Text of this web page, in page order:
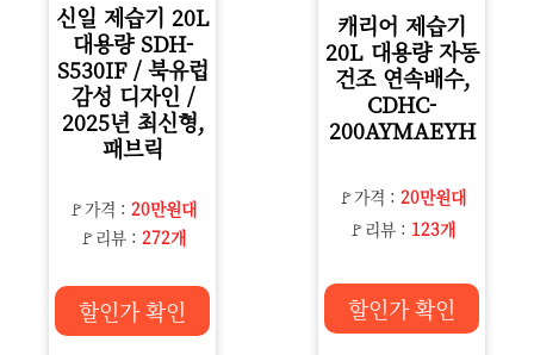
신일 제습기 20L
대용량 SDH-
S530IF / 북유럽
감성 디자인 /
2025년 최신형,
패브릭
🚩가격 : 20만원대
🚩리뷰 : 272개
할인가 확인
캐리어 제습기
20L 대용량 자동
건조 연속배수,
CDHC-
200AYMAEYH
🚩가격 : 20만원대
🚩리뷰 : 123개
할인가 확인